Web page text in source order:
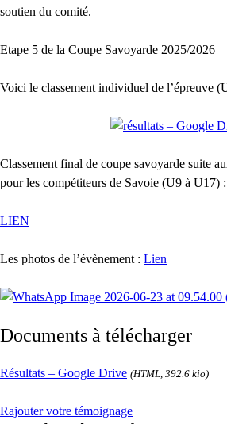
soutien du comité.
Etape 5 de la Coupe Savoyarde 2025/2026
Voici le classement individuel de l’épreuve
Classement final de coupe savoyarde suite
pour les compétiteurs de Savoie (U9 à U17) :
LIEN
Les photos de l’évènement : Lien
Documents à télécharger
Résultats – Google Drive (HTML, 392.6 kio)
Rajouter votre témoignage